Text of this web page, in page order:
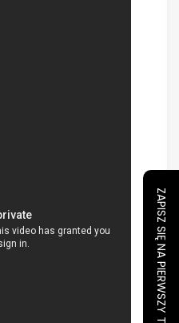
ZAPISZ SIĘ NA PIERWSZY TRENING